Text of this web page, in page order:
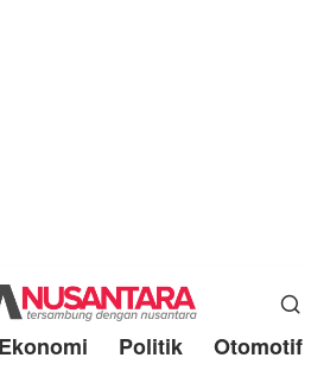
Ekonomi Politik Otomotif